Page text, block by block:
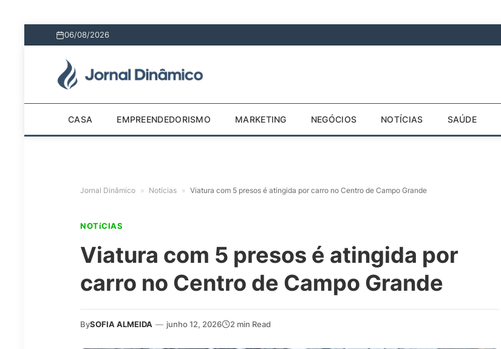
06/08/2026
CASA EMPREENDEDORISMO MARKETING NEGÓCIOS NOTÍCIAS SAÚDE
Jornal Dinâmico » Notícias » Viatura com 5 presos é atingida por carro no Centro de Campo Grande
NOTíCIAS
Viatura com 5 presos é atingida por
carro no Centro de Campo Grande
BySOFIA ALMEIDA — junho 12, 2026 2 min Read